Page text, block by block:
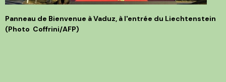
Panneau de Bienvenue à Vaduz, à l'entrée du Liechtenstein
(Photo Coffrini/AFP)